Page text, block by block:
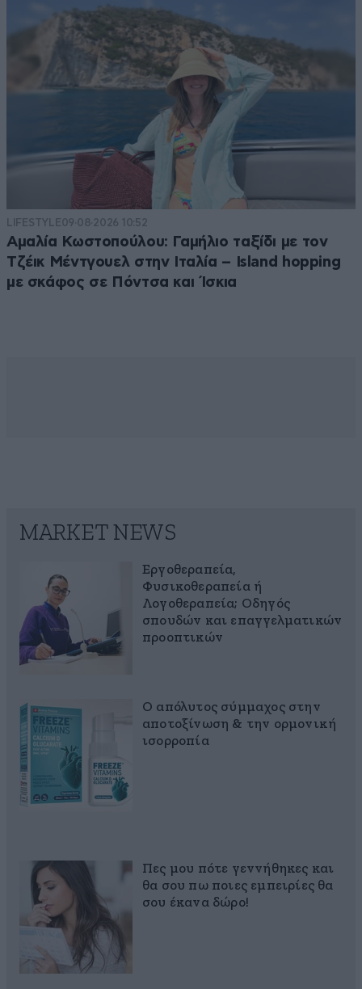
LIFESTYLE09·08·2026 10:52
Αμαλία Κωστοπούλου: Γαμήλιο ταξίδι με τον
Τζέικ Μέντγουελ στην Ιταλία – Island hopping
με σκάφος σε Πόντσα και Ίσκια
MARKET NEWS
Εργοθεραπεία,
Φυσικοθεραπεία ή
Λογοθεραπεία; Οδηγός
σπουδών και επαγγελματικών
προοπτικών
Ο απόλυτος σύμμαχος στην
αποτοξίνωση & την ορμονική
ισορροπία
Πες μου πότε γεννήθηκες και
θα σου πω ποιες εμπειρίες θα
σου έκανα δώρο!